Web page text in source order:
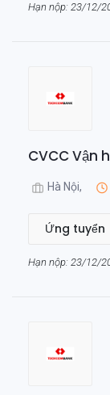
Hạn nộp: 23/12/
CVCC Vận
Hà Nội,
Ứng tuyển
Hạn nộp: 23/12/